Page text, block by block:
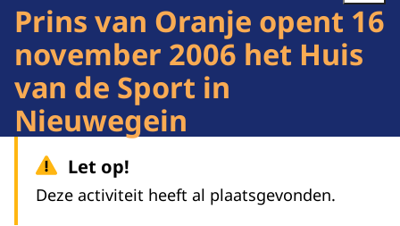
Prins van Oranje opent 16
november 2006 het Huis
van de Sport in
Nieuwegein
Let op!
Deze activiteit heeft al plaatsgevonden.